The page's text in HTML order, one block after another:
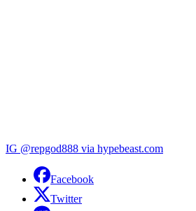
IG @repgod888 via hypebeast.com
Facebook
Twitter